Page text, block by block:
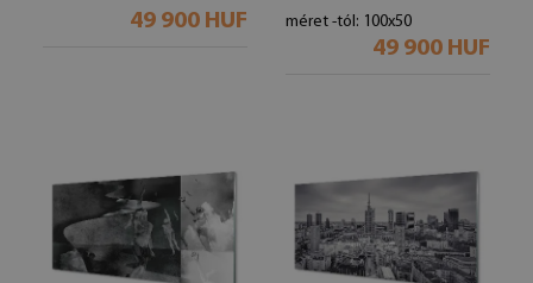
49 900 HUF méret -tól: 100x50
49 900 HUF